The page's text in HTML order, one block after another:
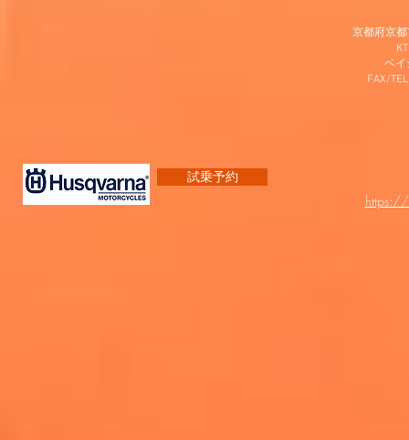
京都府京
ベイ
FAX/
試乗予約
https://